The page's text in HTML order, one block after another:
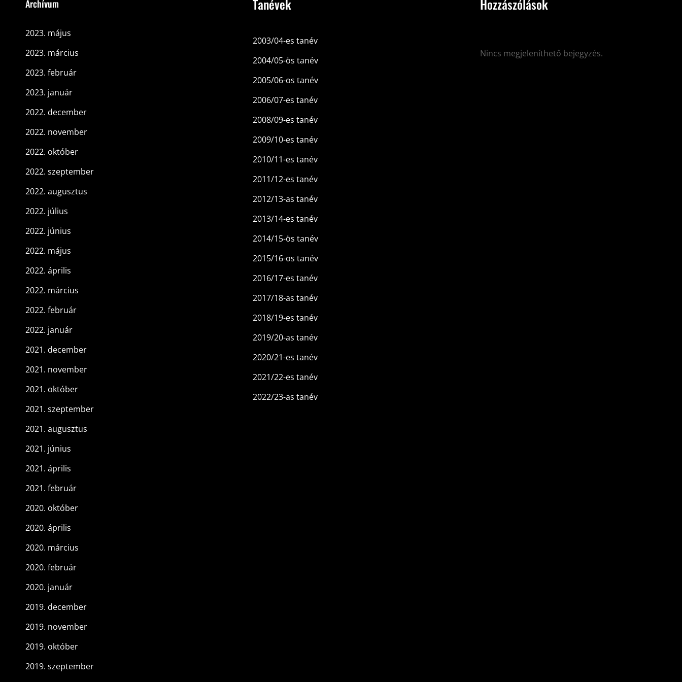
Archívum
2023. május
2023. március
2023. február
2023. január
2022. december
2022. november
2022. október
2022. szeptember
2022. augusztus
2022. július
2022. június
2022. május
2022. április
2022. március
2022. február
2022. január
2021. december
2021. november
2021. október
2021. szeptember
2021. augusztus
2021. június
2021. április
2021. február
2020. október
2020. április
2020. március
2020. február
2020. január
2019. december
2019. november
2019. október
2019. szeptember
Tanévek
2003/04-es tanév
2004/05-ös tanév
2005/06-os tanév
2006/07-es tanév
2008/09-es tanév
2009/10-es tanév
2010/11-es tanév
2011/12-es tanév
2012/13-as tanév
2013/14-es tanév
2014/15-ös tanév
2015/16-os tanév
2016/17-es tanév
2017/18-as tanév
2018/19-es tanév
2019/20-as tanév
2020/21-es tanév
2021/22-es tanév
2022/23-as tanév
Hozzászólások
Nincs megjeleníthető bejegyzés.